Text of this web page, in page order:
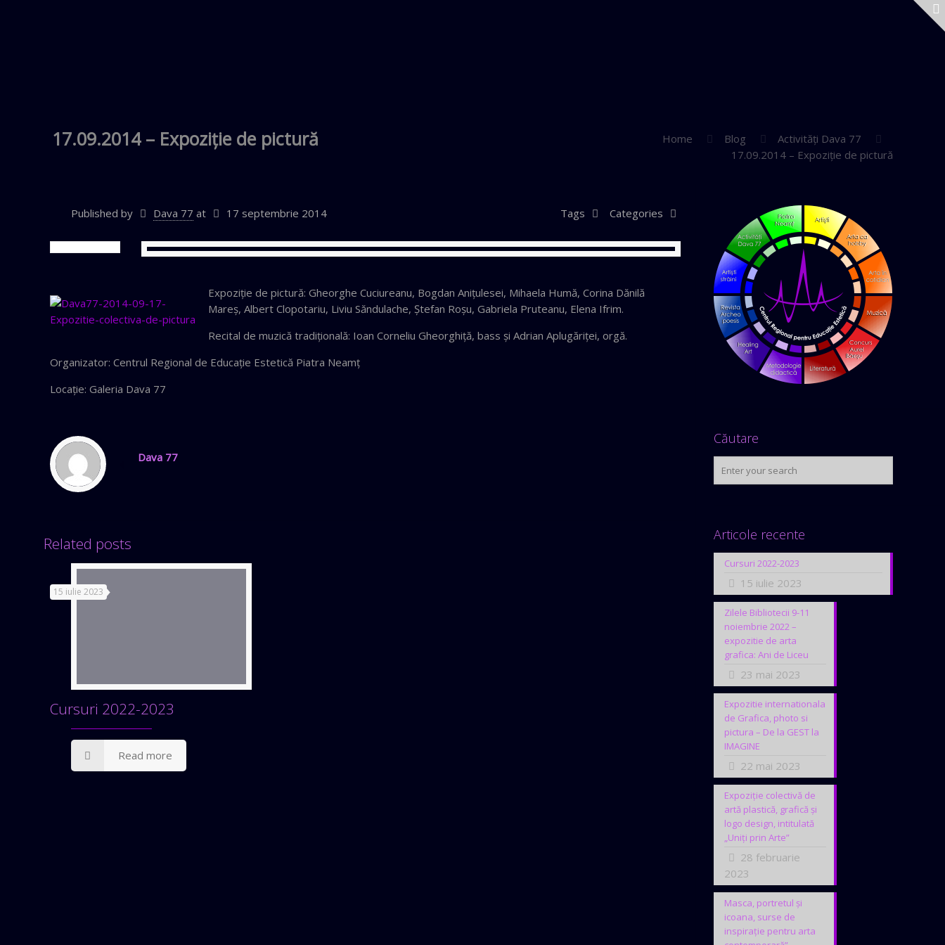
17.09.2014 – Expoziţie de pictură Home Blog
Activităţi Dava 77
17.09.2014 – Expoziţie de pictură
Published by Dava 77 at 17 septembrie 2014 Categories
Tags
Expoziţie de pictură: Gheorghe Cuciureanu, Bogdan Aniţulesei, Mihaela Humă, Corina Dănilă
Mareş, Albert Clopotariu, Liviu Săndulache, Ştefan Roşu, Gabriela Pruteanu, Elena Ifrim.
Recital de muzică tradiţională: Ioan Corneliu Gheorghiţă, bass şi Adrian Aplugăriţei, orgă.
Organizator: Centrul Regional de Educaţie Estetică Piatra Neamţ
Locaţie: Galeria Dava 77
Dava 77
Related posts
15 iulie 2023
Cursuri 2022-2023
Read more
Căutare
Articole recente
Cursuri 2022-2023
15 iulie 2023
Zilele Bibliotecii 9-11
noiembrie 2022 –
expozitie de arta
grafica: Ani de Liceu
23 mai 2023
Expozitie internationala
de Grafica, photo si
pictura – De la GEST la
IMAGINE
22 mai 2023
Expoziție colectivă de
artă plastică, grafică și
logo design, intitulată
„Uniți prin Arte”
28 februarie
2023
Masca, portretul și
icoana, surse de
inspirație pentru arta